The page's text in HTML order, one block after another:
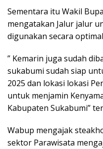
Sementara itu Wakil
mengatakan Jalur jalur
digunakan secara
” Kemarin juga sudah
sukabumi sudah siap
2025 dan lokasi lokasi
untuk menjamin
Kabupaten Sukabumi”
Wabup mengajak
sektor Parawisata